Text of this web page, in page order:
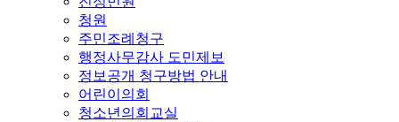
청원
주민조례청구
행정사무감사 도민제보
정보공개 청구방법 안내
어린이의회
청소년의회교실